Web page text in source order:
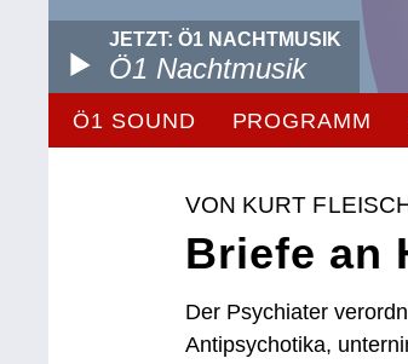
JETZT: Ö1 NACHTMUSIK
Ö1 Nachtmusik
Ö1 SOUND PROGRAMM
VON KURT
Briefe an
Der Psychiater
Antipsychotika,